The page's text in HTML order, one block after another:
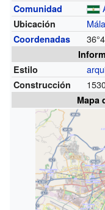
Comunidad
Ubicación
Coordenadas
Estilo
Construcción
Mapa